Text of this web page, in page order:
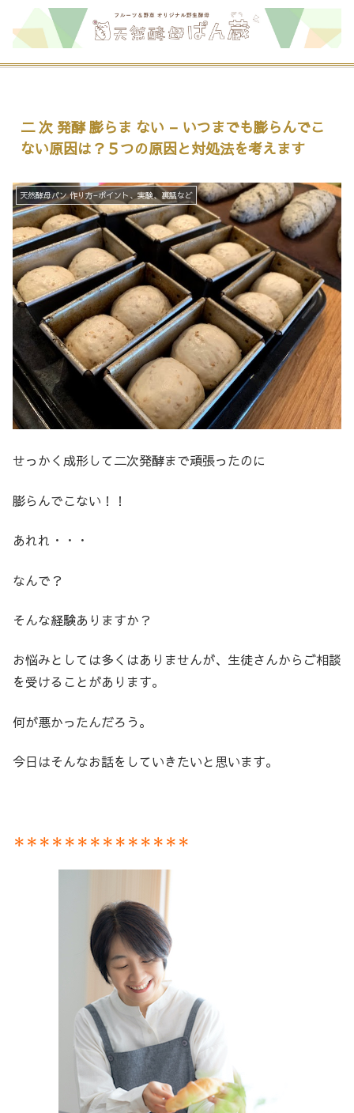
二 次 発酵 膨らま ない – いつまでも膨らんでこ
ない原因は？５つの原因と対処法を考えます
天然酵母パン 作り方−ポイント、実験、裏話など
せっかく成形して二次発酵まで頑張ったのに
膨らんでこない！！
あれれ・・・
なんで？
そんな経験ありますか？
お悩みとしては多くはありませんが、生徒さんからご相談
を受けることがあります。
何が悪かったんだろう。
今日はそんなお話をしていきたいと思います。
＊＊＊＊＊＊＊＊＊＊＊＊＊＊